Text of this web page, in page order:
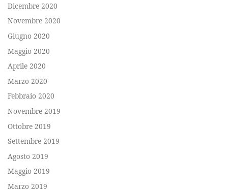
Dicembre 2020
Novembre 2020
Giugno 2020
Maggio 2020
Aprile 2020
Marzo 2020
Febbraio 2020
Novembre 2019
Ottobre 2019
Settembre 2019
Agosto 2019
Maggio 2019
Marzo 2019